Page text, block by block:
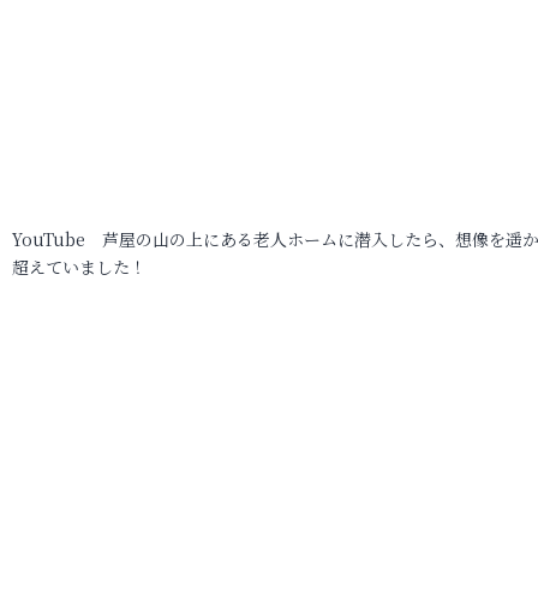
YouTube 芦屋の山の上にある老人ホームに潜入したら、想像を遥
超えていました！